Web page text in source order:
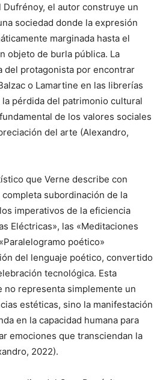
el autor construye un
sociedad donde la expresión
marginada hasta el
objeto de burla pública. La
del protagonista por encontrar
o Lamartine en las librerías
pérdida del patrimonio cultural
de los valores sociales
del arte (Alexandro,
que Verne describe con
subordinación de la
imperativos de la eficiencia
Eléctricas», las «Meditaciones
poético»
del lenguaje poético, convertido
tecnológica. Esta
no representa simplemente un
estéticas, sino la manifestación
en la capacidad humana para
emociones que transciendan la
2022).